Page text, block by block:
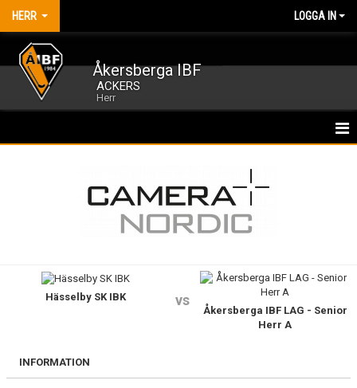
HERR LOGGA IN
Åkersberga IBF
ACKERS
Herr
NYHETER
DOKUMENT
Hässelby SK IBK vs
Åkersberga IBF LAG - Senior
Herr A
INFORMATION